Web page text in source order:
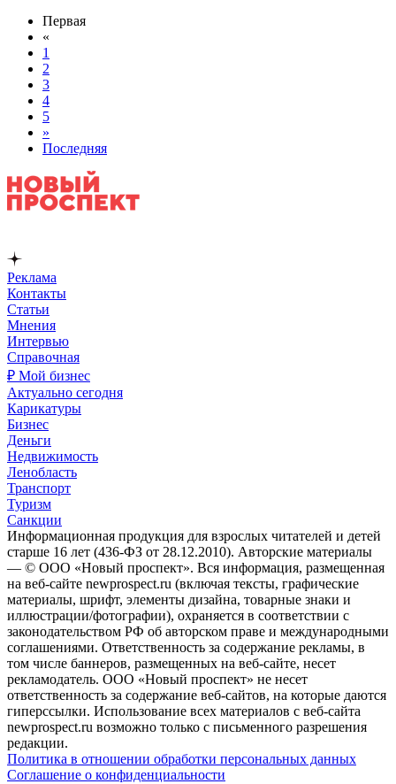
Первая
«
1
2
3
4
5
»
Последняя
Реклама
Контакты
Статьи
Мнения
Интервью
Справочная
₽ Мой бизнес
Актуально сегодня
Карикатуры
Бизнес
Деньги
Недвижимость
Ленобласть
Транспорт
Туризм
Санкции
Информационная продукция для взрослых читателей и детей
старше 16 лет (436-ФЗ от 28.12.2010). Авторские материалы
— © ООО «Новый проспект». Вся информация, размещенная
на веб-сайте newprospect.ru (включая тексты, графические
материалы, шрифт, элементы дизайна, товарные знаки и
иллюстрации/фотографии), охраняется в соответствии с
законодательством РФ об авторском праве и международными
соглашениями. Ответственность за содержание рекламы, в
том числе баннеров, размещенных на веб-сайте, несет
рекламодатель. ООО «Новый проспект» не несет
ответственность за содержание веб-сайтов, на которые даются
гиперссылки. Использование всех материалов с веб-сайта
newprospect.ru возможно только с письменного разрешения
редакции.
Политика в отношении обработки персональных данных
Соглашение о конфиденциальности